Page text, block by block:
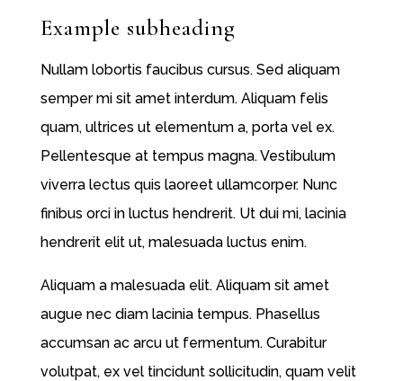
Example subheading
Nullam lobortis faucibus cursus. Sed aliquam
semper mi sit amet interdum. Aliquamfelis
quam, ultrices ut elementum a, porta vel ex.
Pellentesque at tempus magna. Vestibulum
viverra lectus quis laoreet ullamcorper. Nunc
finibus orci in luctus hendrerit. Ut dui mi, lacinia
hendrerit elit ut, malesuada luctus enim.
Aliquam a malesuada elit. Aliquam sit amet
augue nec diam lacinia tempus. Phasellus
accumsan ac arcu ut fermentum. Curabitur
volutpat, ex vel tincidunt sollicitudin, quam velit